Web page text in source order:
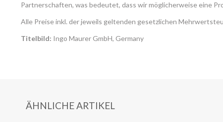
Partnerschaften, was bedeutet, dass wir möglicherweise eine
Alle Preise inkl. der jeweils geltenden gesetzlichen
Titelbild: Ingo Maurer GmbH, Germany
ÄHNLICHE ARTIKEL